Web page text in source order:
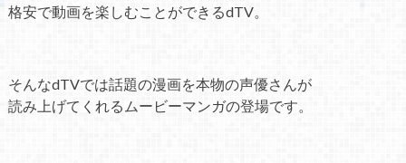
格安で動画を楽しむことができるdTV。
そんなdTVでは話題の漫画を本物の声優さんが
読み上げてくれるムービーマンガの登場です。